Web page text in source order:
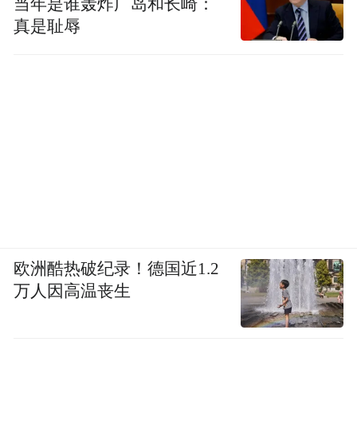
当年是谁轰炸广岛和长崎：
真是耻辱
欧洲酷热破纪录！德国近1.2
万人因高温丧生